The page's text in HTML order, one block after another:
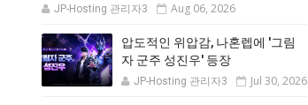
JP-Hosting 관리자3 Aug 06, 2026
압도적인 위압감, 나혼렙에 '그림
자 군주 성진우' 등장
JP-Hosting 관리자3 Jul 30, 2026